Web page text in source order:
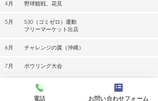
4月 野球観戦、花見
5月
530（ゴミゼロ）運動
フリーマーケット出店
6月 チャレンジの翼（沖縄）
7月 ボウリング大会
筑後地区ふれあい大会
スポーツレクリエーション大会
電話 お問い合わせフォーム